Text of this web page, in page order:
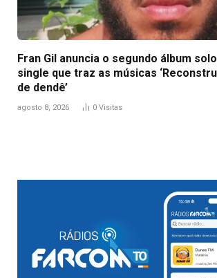
Fran Gil anuncia o segundo álbum solo,
single que traz as músicas
de dendê’
agosto 8, 2026 0 Visitas